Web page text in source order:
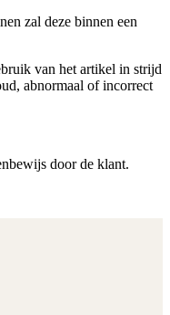
zal deze binnen een
van het artikel in strijd
abnormaal of incorrect
door de klant.